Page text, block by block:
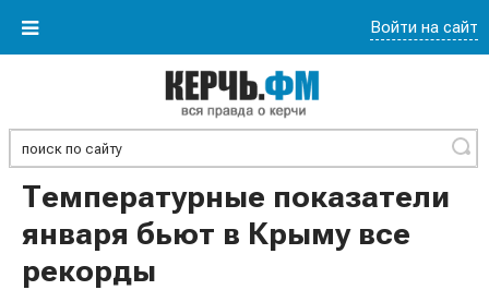
Найти
Войти на сайт
Температурные показатели
января бьют в Крыму все
рекорды